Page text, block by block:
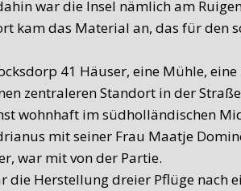
war die Insel nämlich am
kam das Material an, das für den
41 Häuser, eine Mühle,
zentraleren Standort in der
wohnhaft im südholländischen
mit seiner Frau Maatje
war mit von der Partie.
die Herstellung dreier Pflüge nach